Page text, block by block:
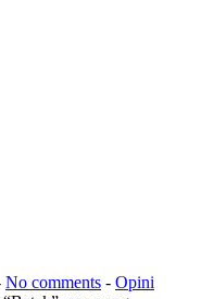
No comments - Opini